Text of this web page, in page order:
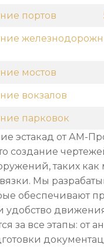
эстакад от АМ-
создание
таких как
Мы
обеспечивают
удобство
за все этапы: от
портов
мостов
вокзалов
парковок